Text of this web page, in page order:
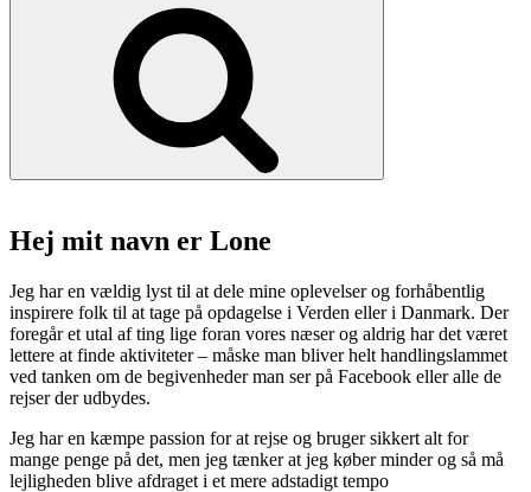
lystbådehaven
Brejning”
Hej mit navn er Lone
Jeg har en vældig lyst til at dele mine oplevelser og forhåbentlig
inspirere folk til at tage på opdagelse i Verden eller i Danmark. Der
foregår et utal af ting lige foran vores næser og aldrig har det været
lettere at finde aktiviteter – måske man bliver helt handlingslammet
ved tanken om de begivenheder man ser på Facebook eller alle de
rejser der udbydes.
Jeg har en kæmpe passion for at rejse og bruger sikkert alt for
mange penge på det, men jeg tænker at jeg køber minder og så må
lejligheden blive afdraget i et mere adstadigt tempo